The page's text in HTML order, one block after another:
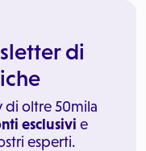
di
di oltre 50mila
esclusivi e
esperti.